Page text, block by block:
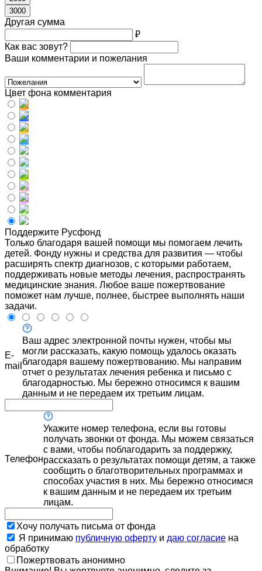
3000
Другая сумма
₽
Как вас зовут?
Ваши комментарии и пожелания
Цвет фона комментария
Поддержите Русфонд
Только благодаря вашей помощи мы помогаем лечить
детей. Фонду нужны и средства для развития — чтобы
расширять спектр диагнозов, с которыми работаем,
поддерживать новые методы лечения, распространять
медицинские знания. Любое ваше пожертвование
поможет нам лучше, полнее, быстрее выполнять наши
задачи.
E-
mail
Ваш адрес электронной почты нужен, чтобы мы
могли рассказать, какую помощь удалось оказать
благодаря вашему пожертвованию. Мы направим
отчет о результатах лечения ребенка и письмо с
благодарностью. Мы бережно относимся к вашим
данным и не передаем их третьим лицам.
Телефон
Укажите номер телефона, если вы готовы
получать звонки от фонда. Мы можем связаться
с вами, чтобы поблагодарить за поддержку,
рассказать о результатах помощи детям, а также
сообщить о благотворительных программах и
способах участия в них. Мы бережно относимся
к вашим данным и не передаем их третьим
лицам.
Хочу получать письма от фонда
Я принимаю публичную оферту и даю согласие на
обработку
Пожертвовать анонимно